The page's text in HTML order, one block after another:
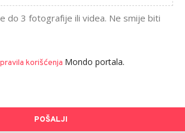
do 3 fotografije ili videa. Ne smije biti
pravila korišćenja Mondo portala.
POŠALJI